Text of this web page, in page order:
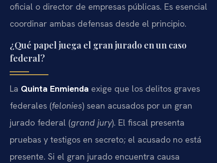
oficial o director de empresas públicas. Es esencial
coordinar ambas defensas desde el principio.
¿Qué papel juega el gran jurado en un caso
federal?
La Quinta Enmienda exige que los delitos graves
federales (felonies) sean acusados por un gran
jurado federal (grand jury). El fiscal presenta
pruebas y testigos en secreto; el acusado no está
presente. Si el gran jurado encuentra causa